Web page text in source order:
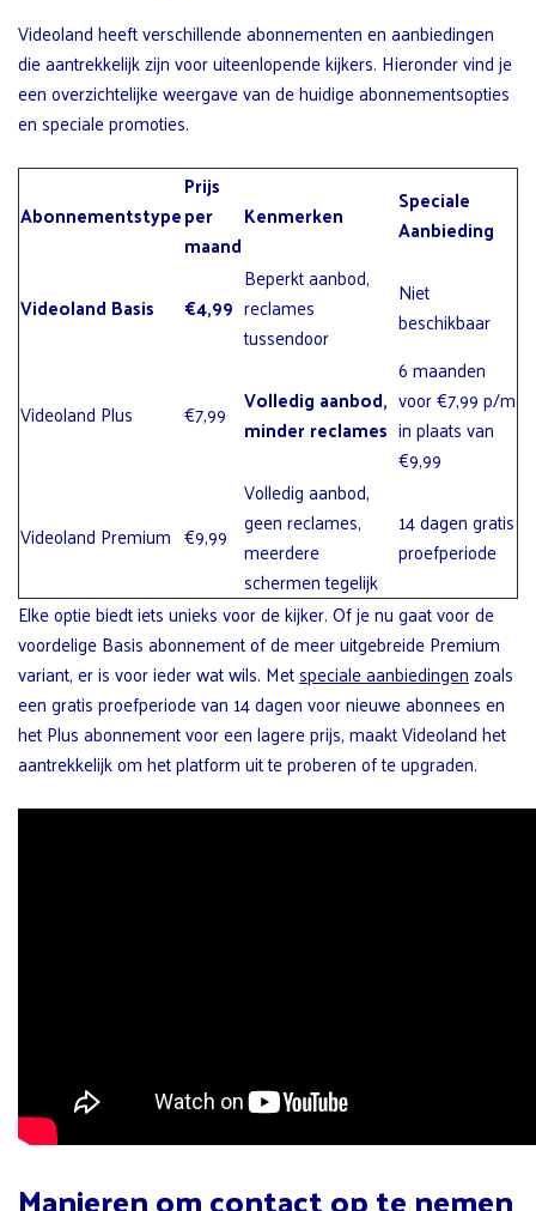
Videoland heeft verschillende abonnementen en aanbiedingen
die aantrekkelijk zijn voor uiteenlopende kijkers. Hieronder vind je
een overzichtelijke weergave van de huidige abonnementsopties
en speciale promoties.
Abonnementstype
Prijs
per
maand
Kenmerken
Speciale
Aanbieding
Videoland Basis €4,99
Beperkt aanbod,
reclames
tussendoor
Niet
beschikbaar
Videoland Plus €7,99 Volledig aanbod,
minder reclames
6 maanden
voor €7,99 p/m
in plaats van
€9,99
Videoland Premium €9,99
Volledig aanbod,
geen reclames,
meerdere
schermen tegelijk
14 dagen gratis
proefperiode
Elke optie biedt iets unieks voor de kijker. Of je nu gaat voor de
voordelige Basis abonnement of de meer uitgebreide Premium
variant, er is voor ieder wat wils. Metspeciale aanbiedingenzoals
een gratis proefperiode van 14 dagen voor nieuwe abonnees en
het Plus abonnement voor een lagere prijs, maakt Videoland het
aantrekkelijk om het platform uit te proberen of te upgraden.